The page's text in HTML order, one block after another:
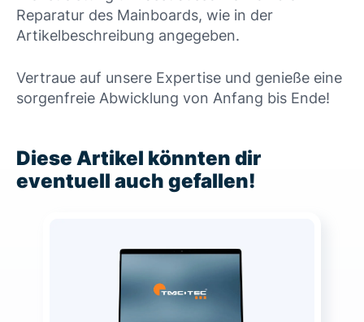
Reparatur des Mainboards, wie in der
Artikelbeschreibung angegeben.
Vertraue auf unsere Expertise und genieße eine
sorgenfreie Abwicklung von Anfang bis Ende!
Diese Artikel könnten dir
eventuell auch gefallen!